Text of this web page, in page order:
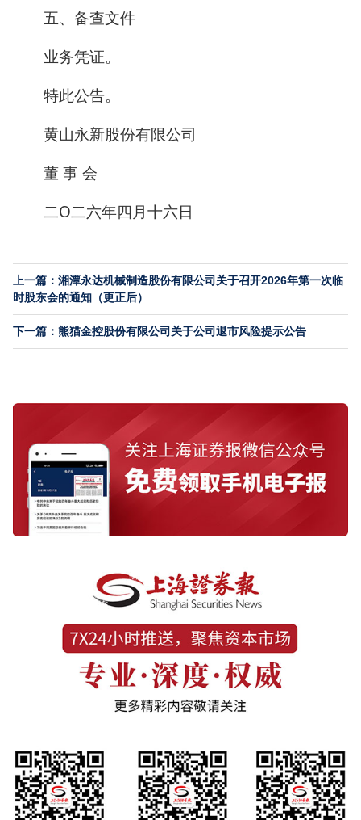
五、备查文件
业务凭证。
特此公告。
黄山永新股份有限公司
董 事 会
二O二六年四月十六日
上一篇：湘潭永达机械制造股份有限公司关于召开2026年第一次临
时股东会的通知（更正后）
下一篇：熊猫金控股份有限公司关于公司退市风险提示公告